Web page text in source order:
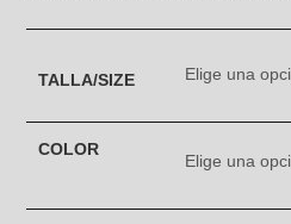
TALLA/SIZE Elige una
COLOR
Elige una